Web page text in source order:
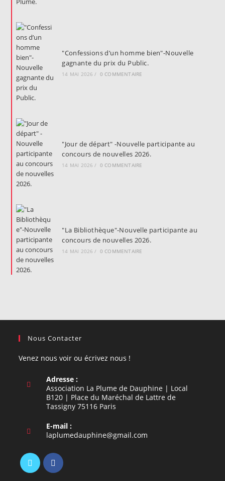
"Confessions d’un homme bien"-Nouvelle
gagnante du prix du Public.
14 MAI 2026 / 0 COMMENTAIRE
"Jour de départ" -Nouvelle participante au
concours de nouvelles 2026.
14 MAI 2026 / 0 COMMENTAIRE
"La Bibliothèque"-Nouvelle participante au
concours de nouvelles 2026.
14 MAI 2026 / 0 COMMENTAIRE
Nous Contacter
Venez nous voir ou écrivez nous !
Adresse :
Association La Plume de Dauphine | Local
B120 | Place du Maréchal de Lattre de
Tassigny 75116 Paris
E-mail :
laplumedauphine@gmail.com